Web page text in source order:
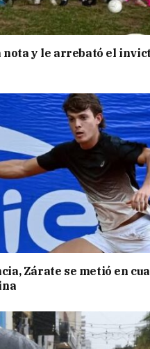
nota y le arrebató el
Zárate se metió en